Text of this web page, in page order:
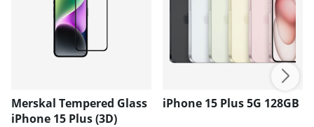
Merskal Tempered Glass
iPhone 15 Plus (3D)
iPhone 15 Plus 5G 128GB